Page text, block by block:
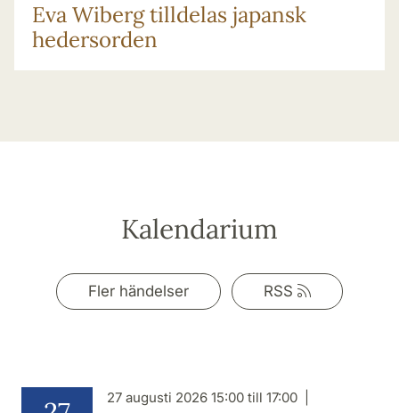
Eva Wiberg tilldelas japansk
hedersorden
Kalendarium
Fler händelser
Rss-
flöde
RSS
27 augusti 2026 15:00 till 17:00